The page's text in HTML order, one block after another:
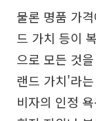
물론 명품 가
드 가치 등이
으로 모든 것
랜드 가치'라
비자의 인정